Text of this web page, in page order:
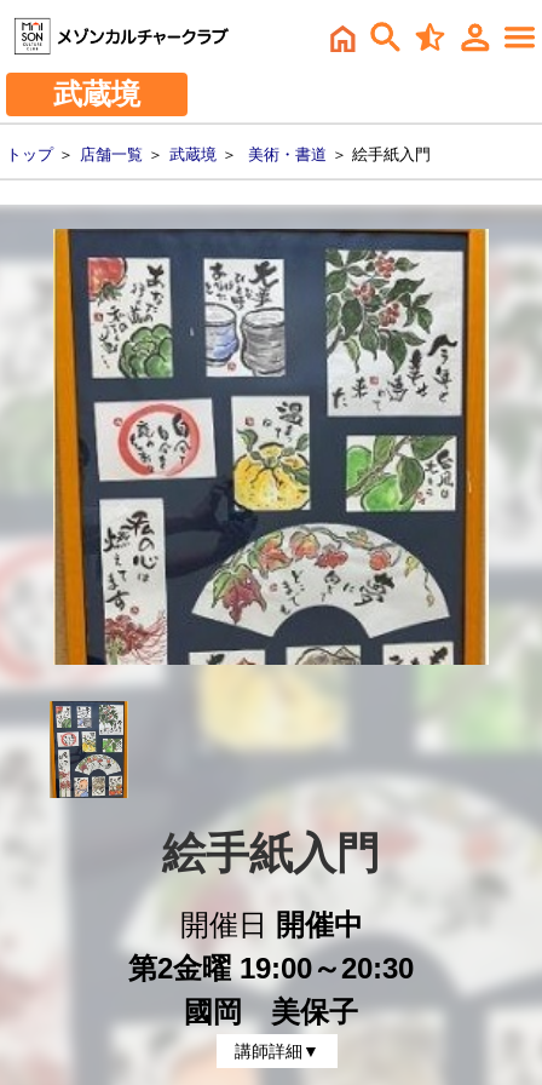
武蔵境
トップ＞ 店舗一覧 ＞ 武蔵境 ＞ 美術・書道 ＞ 絵手紙入門
絵手紙入門
開催日
開催中
第2金曜 19:00～20:30
國岡 美保子
講師詳細▼